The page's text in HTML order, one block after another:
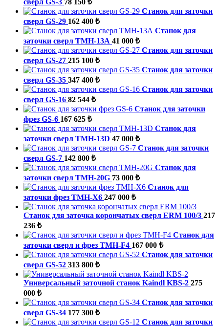
Станок для заточки
сверл GS-29 162 400 ₺
Станок для
заточки сверл TMH-13A 41 000 ₺
Станок для заточки
сверл GS-27 215 100 ₺
Станок для заточки
сверл GS-35 347 400 ₺
Станок для заточки
сверл GS-16 82 544 ₺
Станок для заточки
фрез GS-6 167 625 ₺
Станок для
заточки сверл TMH-13D 47 000 ₺
Станок для заточки
сверл GS-7 142 800 ₺
Станок для
заточки сверл TMH-20G 73 000 ₺
Станок для
заточки фрез TMH-X6 247 000 ₺
Станок для заточка корончатых сверл ERM 100/3 217
236 ₺
Станок для
заточки сверл и фрез TMH-F4 167 000 ₺
Станок для заточки
сверл GS-52 313 800 ₺
Универсальный заточной станок Kaindl KBS-2 275
000 ₺
Станок для заточки
сверл GS-34 177 300 ₺
Станок для заточки